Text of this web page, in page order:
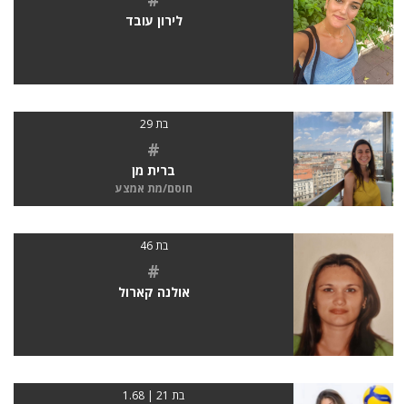
לירון עובד
בת 29
#
ברית מן
חוסם/מת אמצע
בת 46
#
אולנה קארול
בת 21 | 1.68